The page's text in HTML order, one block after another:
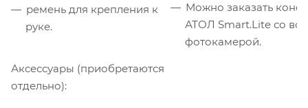
ремень для крепления к
руке.
Аксессуары (приобретаются
отдельно):
Можно заказать
АТОЛ Smart.Lite со
фотокамерой.